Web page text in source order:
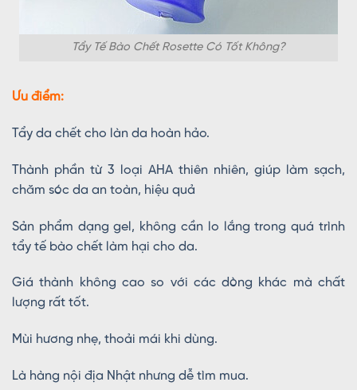
Tẩy Tế Bào Chết Rosette Có Tốt Không?
Ưu điểm:
Tẩy da chết cho làn da hoàn hảo.
Thành phần từ 3 loại AHA thiên nhiên, giúp làm sạch,
chăm sóc da an toàn, hiệu quả
Sản phẩm dạng gel, không cần lo lắng trong quá trình
tẩy tế bào chết làm hại cho da.
Giá thành không cao so với các dòng khác mà chất
lượng rất tốt.
Mùi hương nhẹ, thoải mái khi dùng.
Là hàng nội địa Nhật nhưng dễ tìm mua.